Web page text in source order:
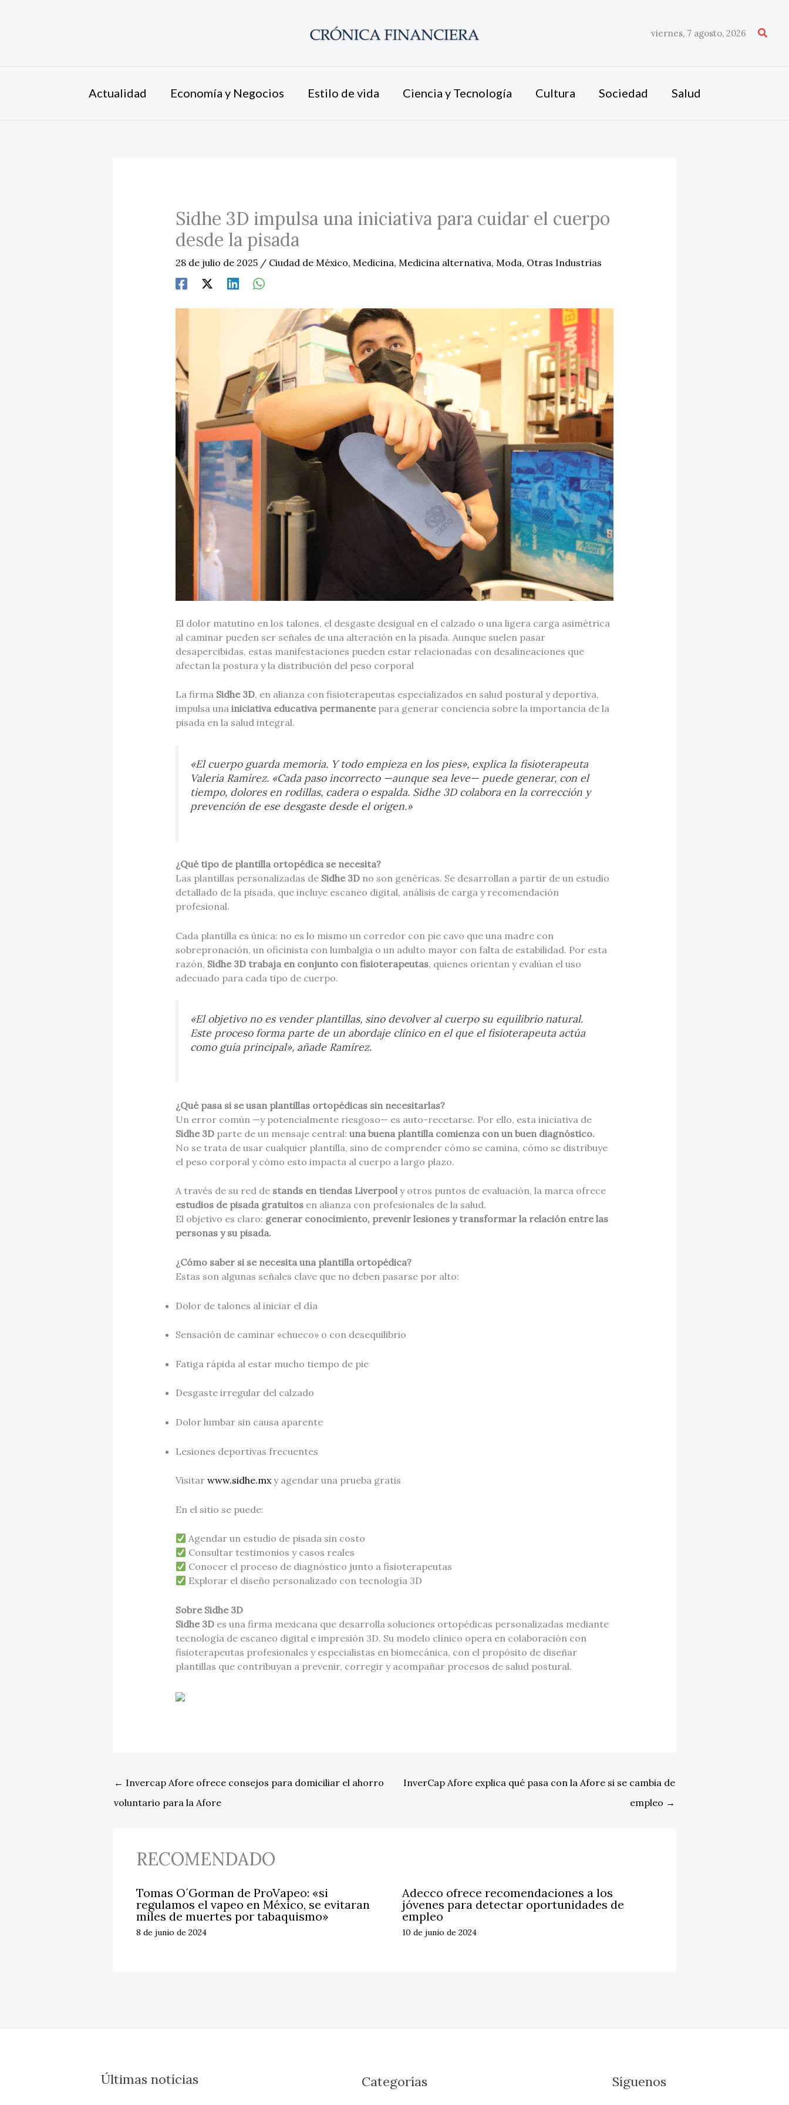
viernes, 7 agosto, 2026
Actualidad Economía y Negocios Estilo de vida Ciencia y Tecnología Cultura Sociedad Salud
Sidhe 3D impulsa una iniciativa para cuidar el cuerpo
desde la pisada
28 de julio de 2025 / Ciudad de México, Medicina, Medicina alternativa, Moda, Otras Industrias
El dolor matutino en los talones, el desgaste desigual en el calzado o una ligera carga asimétrica
al caminar pueden ser señales de una alteración en la pisada. Aunque suelen pasar
desapercibidas, estas manifestaciones pueden estar relacionadas con desalineaciones que
afectan la postura y la distribución del peso corporal
La firma Sidhe 3D, en alianza con fisioterapeutas especializados en salud postural y deportiva,
impulsa una iniciativa educativa permanentepara generar conciencia sobre la importancia de la
pisada en la salud integral.
«El cuerpo guarda memoria. Y todo empieza en los pies», explica la fisioterapeuta
Valeria Ramírez. «Cada paso incorrecto —aunque sea leve— puede generar, con el
tiempo, dolores en rodillas, cadera o espalda. Sidhe 3D colabora en la corrección y
prevención de ese desgaste desde el origen.»
¿Qué tipo de plantilla ortopédica se necesita?
Las plantillas personalizadas de Sidhe 3Dno son genéricas. Se desarrollan a partir de un estudio
detallado de la pisada, que incluye escaneo digital, análisis de carga y recomendación
profesional.
Cada plantilla es única: no es lo mismo un corredor con pie cavo que una madre con
sobrepronación, un oficinista con lumbalgia o un adulto mayor con falta de estabilidad. Por esta
razón, Sidhe 3D trabaja en conjunto con fisioterapeutas, quienes orientan y evalúan el uso
adecuado para cada tipo de cuerpo.
«El objetivo no es vender plantillas, sino devolver al cuerpo su equilibrio natural.
Este proceso forma parte de un abordaje clínico en el que el fisioterapeuta actúa
como guía principal», añade Ramírez.
¿Qué pasa si se usan plantillas ortopédicas sin necesitarlas?
Un error común —y potencialmente riesgoso— es auto-recetarse. Por ello, esta iniciativa de
Sidhe 3Dparte de un mensaje central: una buena plantilla comienza con un buen diagnóstico.
No se trata de usar cualquier plantilla, sino de comprender cómo se camina, cómo se distribuye
el peso corporal y cómo esto impacta al cuerpo a largo plazo.
A través de su red de stands en tiendas Liverpooly otros puntos de evaluación, la marca ofrece
estudios de pisada gratuitosen alianza con profesionales de la salud.
El objetivo es claro: generar conocimiento, prevenir lesiones y transformar la relación entre las
personas y su pisada.
¿Cómo saber si se necesita una plantilla ortopédica?
Estas son algunas señales clave que no deben pasarse por alto:
Dolor de talones al iniciar el día
Sensación de caminar «chueco» o con desequilibrio
Fatiga rápida al estar mucho tiempo de pie
Desgaste irregular del calzado
Dolor lumbar sin causa aparente
Lesiones deportivas frecuentes
Visitar www.sidhe.mxy agendar una prueba gratis
En el sitio se puede:
Agendar un estudio de pisada sin costo
Consultar testimonios y casos reales
Conocer el proceso de diagnóstico junto a fisioterapeutas
Explorar el diseño personalizado con tecnología 3D
Sobre Sidhe 3D
Sidhe 3Des una firma mexicana que desarrolla soluciones ortopédicas personalizadas mediante
tecnología de escaneo digital e impresión 3D. Su modelo clínico opera en colaboración con
fisioterapeutas profesionales y especialistas en biomecánica, con el propósito de diseñar
plantillas que contribuyan a prevenir, corregir y acompañar procesos de salud postural.
← Invercap Afore ofrece consejos para domiciliar el ahorro
voluntario para la Afore
InverCap Afore explica qué pasa con la Afore si se cambia de
empleo →
RECOMENDADO
Tomas O´Gorman de ProVapeo: «si
regulamos el vapeo en México, se evitaran
miles de muertes por tabaquismo»
8 de junio de 2024
Adecco ofrece recomendaciones a los
jóvenes para detectar oportunidades de
empleo
10 de junio de 2024
Últimas notícias Categorías Síguenos